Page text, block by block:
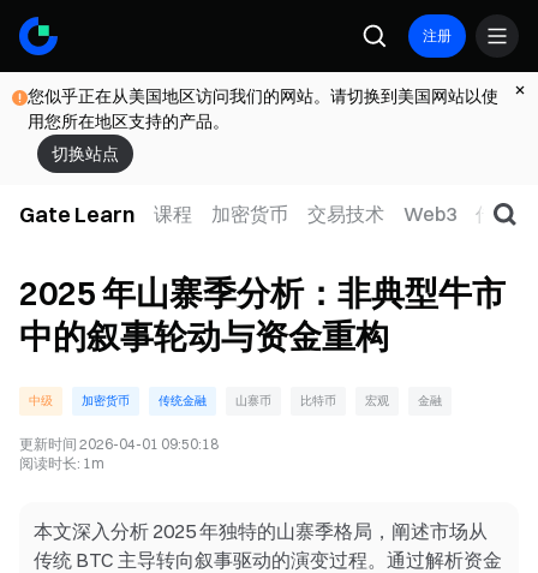
注册
您似乎正在从美国地区访问我们的网站。请切换到美国网站以使
用您所在地区支持的产品。
切换站点
Gate Learn 课程 加密货币 交易技术 Web3 传统金
2025 年山寨季分析：非典型牛市
中的叙事轮动与资金重构
中级 加密货币 传统金融 山寨币 比特币 宏观 金融
更新时间 2026-04-01 09:50:18
阅读时长: 1m
本文深入分析 2025 年独特的山寨季格局，阐述市场从
传统 BTC 主导转向叙事驱动的演变过程。通过解析资金